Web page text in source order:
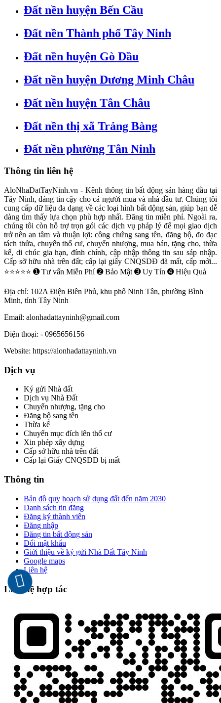
Đất nền huyện Bến Cầu
Đất nền Thành phố Tây Ninh
Đất nền huyện Gò Dầu
Đất nền huyện Dương Minh Châu
Đất nền huyện Tân Châu
Đất nền thị xã Trảng Bàng
Đất nền phường Tân Ninh
Thông tin liên hệ
AloNhaDatTayNinh.vn - Kênh thông tin bất động sản hàng đầu tại
Tây Ninh, đáng tin cậy cho cả người mua và nhà đầu tư. Chúng tôi
cung cấp dữ liệu đa dạng về các loại hình bất động sản, giúp bạn dễ
dàng tìm thấy lựa chọn phù hợp nhất. Đăng tin miễn phí. Ngoài ra,
chúng tôi còn hỗ trợ trọn gói các dịch vụ pháp lý để mọi giao dịch
trở nên an tâm và thuận lợi: công chứng sang tên, đăng bộ, đo đạc
tách thửa, chuyển thổ cư, chuyển nhượng, mua bán, tặng cho, thừa
kế, di chúc gia hạn, đính chính, cập nhập thông tin sau sáp nhập.
Cấp sỡ hữu nhà trên đất; cấp lại giấy CNQSDĐ đã mất, cấp mới...
⭐⭐⭐⭐⭐ ➊ Tư vấn Miễn Phí ➋ Bảo Mật ➌ Uy Tín ➍ Hiệu Quả
Địa chỉ: 102A Điện Biên Phủ, khu phố Ninh Tân, phường Bình
Minh, tỉnh Tây Ninh
Email: alonhadattayninh@gmail.com
Điện thoại: - 0965656156
Website: https://alonhadattayninh.vn
Dịch vụ
Ký gửi Nhà đất
Dịch vụ Nhà Đất
Chuyển nhượng, tặng cho
Đăng bộ sang tên
Thừa kế
Chuyển mục đích lên thổ cư
Xin phép xây dựng
Cấp sở hữu nhà trên đất
Cấp lại Giấy CNQSDĐ bị mất
Thông tin
Bản đồ quy hoạch sử dụng đất đến năm 2030
Danh sách tin đăng
Đăng ký thành viên
Đăng nhập
Đăng tin bất động sản
Đổi mật khẩu
Giới thiệu về ký gửi Nhà Đất Tây Ninh
Google maps
Liên hệ
Liên hệ hợp tác